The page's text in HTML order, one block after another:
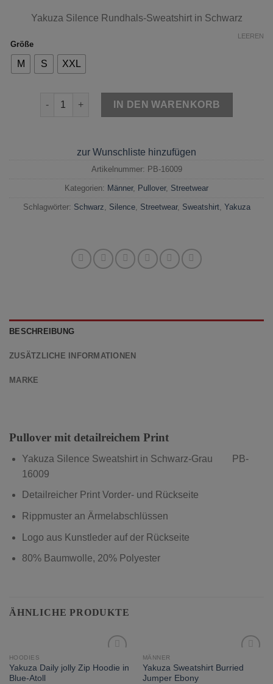
Yakuza Silence Rundhals-Sweatshirt in Schwarz
Größe
M S XXL
LEEREN
Yakuza Sweatshirt Silence Rundhals Black Menge
IN DEN WARENKORB
zur Wunschliste hinzufügen
Artikelnummer: PB-16009
Kategorien: Männer, Pullover, Streetwear
Schlagwörter: Schwarz Silence, Streetwear, Sweatshirt, Yakuza
BESCHREIBUNG
ZUSÄTZLICHE INFORMATIONEN
MARKE
Pullover mit detailreichem Print
Yakuza Silence Sweatshirt in Schwarz-Grau PB-
16009
Detailreicher Print Vorder- und Rückseite
Rippmuster an Ärmelabschlüssen
Logo aus Kunstleder auf der Rückseite
80% Baumwolle, 20% Polyester
ÄHNLICHE PRODUKTE
Wunschliste
HOODIES
Yakuza Daily jolly Zip Hoodie in
Blue-Atoll
zur
Wunschliste
MÄNNER
Yakuza Sweatshirt Burried
Jumper Ebony